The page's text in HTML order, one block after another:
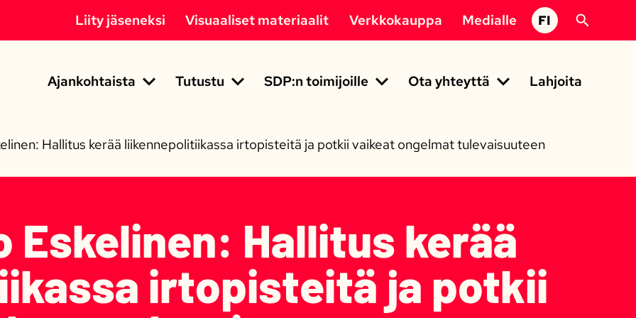
Ajankohtaista
Tutustu SDP:n toimijoille Ota yhteyttä Lahjoita
Liity jäseneksi Visuaaliset materiaalit Verkkokauppa Medialle FI
Hallitus kerää liikennepolitiikassa irtopisteitä ja potkii vaikeat ongelmat tulevaisuuteen
Eskelinen: Hallitus kerää
irtopisteitä ja potkii